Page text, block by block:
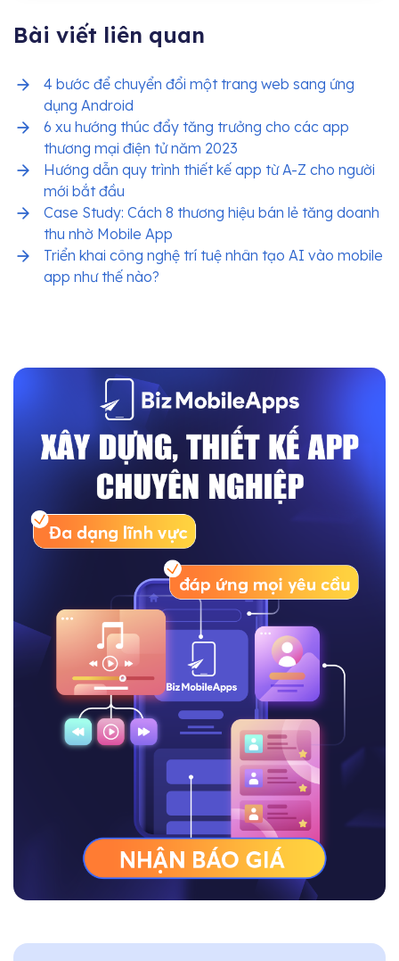
Bài viết liên quan
4 bước để chuyển đổi một trang web sang ứng
dụng Android
6 xu hướng thúc đẩy tăng trưởng cho các app
thương mại điện tử năm 2023
Hướng dẫn quy trình thiết kế app từ A-Z cho người
mới bắt đầu
Case Study: Cách 8 thương hiệu bán lẻ tăng doanh
thu nhờ Mobile App
Triển khai công nghệ trí tuệ nhân tạo AI vào mobile
app như thế nào?